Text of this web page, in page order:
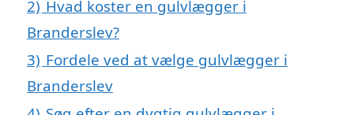
2) Hvad koster en gulvlægger i
Branderslev?
3) Fordele ved at vælge gulvlægger i
Branderslev